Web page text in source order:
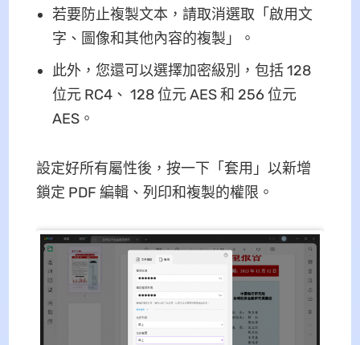
若要防止複製文本，請取消選取「啟用文
字、圖像和其他內容的複製」。
此外，您還可以選擇加密級別，包括 128
位元 RC4、 128 位元 AES 和 256 位元
AES。
設定好所有屬性後，按一下「套用」以新增
鎖定 PDF 編輯、列印和複製的權限。